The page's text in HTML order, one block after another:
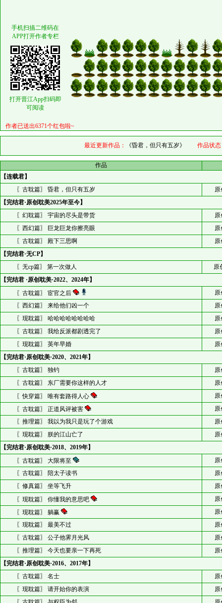
手机扫描二维码在
APP打开作者专栏
打开晋江App扫码即
可阅读
作者已送出6371个红包啦~
最近更新作品： 《昏君，但只有五岁》 作品状态
作品
【连载君】
〖古耽篇〗 昏君，但只有五岁
原
【完结君·原创耽美2025年至今】
〖幻耽篇〗 宇宙的尽头是带货
原
〖西幻篇〗 巨龙巨龙你擦亮眼
原
〖古耽篇〗 殿下三思啊
原
【完结君·无CP】
〖无cp篇〗 第一次做人
原
【完结君 ·原创耽美·2022、2024年】
〖古耽篇〗 宦官之后
原
〖西幻篇〗 来给他们凶一个
原
〖现耽篇〗 哈哈哈哈哈哈哈哈
原
〖古耽篇〗 我给反派都剧透完了
原
〖现耽篇〗 英年早婚
原
【完结君·原创耽美·2020、2021年】
〖古耽篇〗 独钓
原
〖古耽篇〗 东厂需要你这样的人才
原
〖快穿篇〗 唯有套路得人心
原
〖古耽篇〗 正道风评被害
原
〖推理篇〗 我以为我只是玩了个游戏
原
〖现耽篇〗 朕的江山亡了
原
【完结君·原创耽美·2018、2019年】
〖古耽篇〗 大限将至
原
〖古耽篇〗 陪太子读书
原
〖修真篇〗 坐等飞升
原
〖现耽篇〗 你懂我的意思吧
原
〖现耽篇〗 躺赢
原
〖现耽篇〗 最美不过
原
〖古耽篇〗 公子他霁月光风
原
〖推理篇〗 今天也要亲一下再死
原
【完结君·原创耽美·2016、2017年】
〖古耽篇〗 名士
原
〖现耽篇〗 请开始你的表演
原